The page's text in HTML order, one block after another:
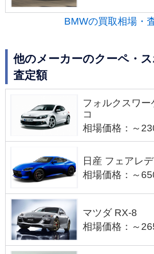
BMWの買取相場・
他のメーカーのクーペ・
査定額
フォルクスワー
コ
相場価格：～
日産 フェアレ
相場価格：～
マツダ RX-8
相場価格：～